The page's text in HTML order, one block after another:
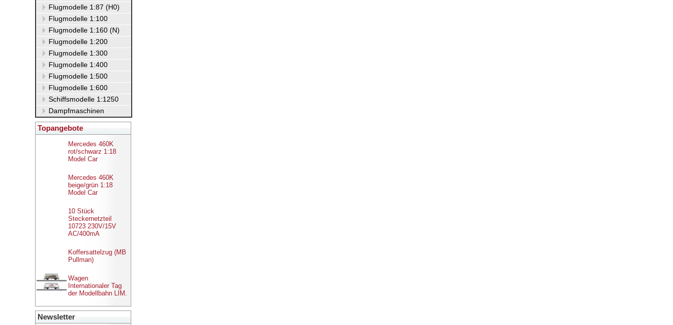
Flugmodelle 1:87 (H0)
Flugmodelle 1:100
Flugmodelle 1:160 (N)
Flugmodelle 1:200
Flugmodelle 1:300
Flugmodelle 1:400
Flugmodelle 1:500
Flugmodelle 1:600
Schiffsmodelle 1:1250
Dampfmaschinen
Topangebote
Mercedes 460K
rot/schwarz 1:18
Model Car
Mercedes 460K
beige/grün 1:18
Model Car
10 Stück
Steckernetzteil
10723 230V/15V
AC/400mA
Koffersattelzug (MB
Pullman)
Wagen
Internationaler Tag
der Modellbahn LIM.
Newsletter